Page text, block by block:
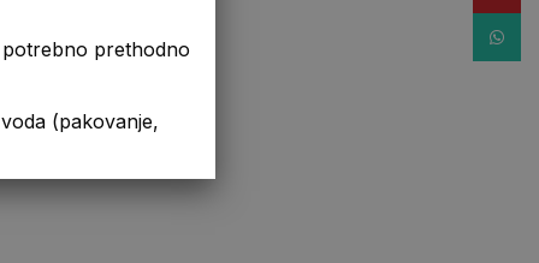
prethodno
(pakovanje,